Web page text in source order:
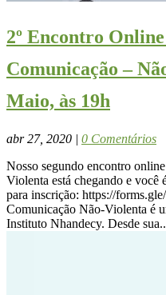
2º Encontro
Comunicação –
Maio, às 19h
abr 27, 2020 | 0 Comentários
Nosso segundo encontro
Violenta está chegando e você
para inscrição: https://
Comunicação Não-Violenta é
Instituto Nhandecy. Desde